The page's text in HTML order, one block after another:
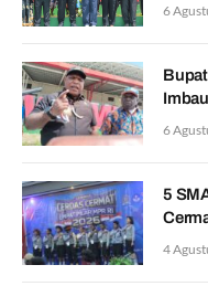
6
6
5
4